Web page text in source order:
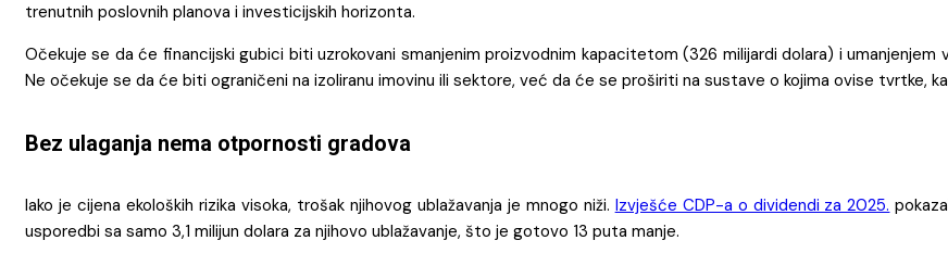
trenutnih poslovnih planova i investicijskih horizonta.
Očekuje se da će financijski gubici biti uzrokovani smanjenim proizvodnim kapacitetom (326 milijardi dolara) i umanjenjem
Ne očekuje se da će biti ograničeni na izoliranu imovinu ili sektore, već da će se proširiti na sustave o kojima ovise tvrtke,
Bez ulaganja nema otpornosti gradova
Iako je cijena ekoloških rizika visoka, trošak njihovog ublažavanja je mnogo niži. Izvješće CDP-a o dividendi za 2025.
usporedbi sa samo 3,1 milijun dolara za njihovo ublažavanje, što je gotovo 13 puta manje.